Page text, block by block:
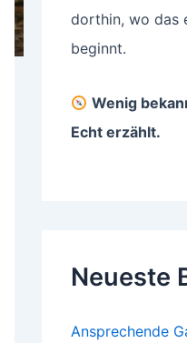
dorthin, wo das
beginnt.
Wenig
Echt erzählt.
Neueste
Ansprechende